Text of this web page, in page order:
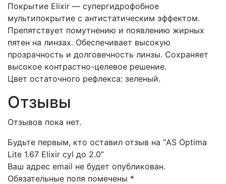
Покрытие Elixir — супергидрофобное
мультипокрытие с антистатическим эффектом.
Препятствует помутнению и появлению жирных
пятен на линзах. Обеспечивает высокую
прозрачность и долговечность линзы. Сохраняет
высокое контрастно-целевое решение.
Цвет остаточного рефлекса: зеленый.
Отзывы
Отзывов пока нет.
Будьте первым, кто оставил отзыв на “AS Optima
Lite 1.67 Elixir cyl до 2.0”
Ваш адрес email не будет опубликован.
Обязательные поля помечены *